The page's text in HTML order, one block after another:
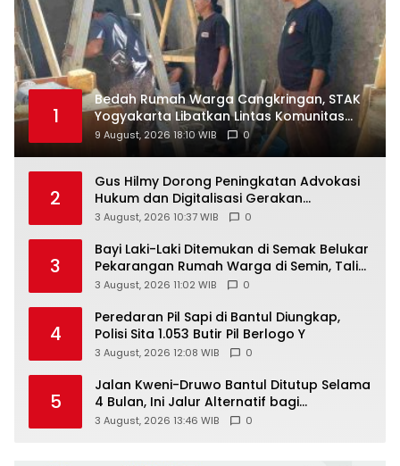
1
Bedah Rumah Warga Cangkringan, STAK
Yogyakarta Libatkan Lintas Komunitas
dan Warga
9 August, 2026 18:10 WIB 0
2
Gus Hilmy Dorong Peningkatan Advokasi
Hukum dan Digitalisasi Gerakan
Meningkatkan Kualitas PMII DIY
3 August, 2026 10:37 WIB 0
3
Bayi Laki-Laki Ditemukan di Semak Belukar
Pekarangan Rumah Warga di Semin, Tali
Pusar Masih Menempel
3 August, 2026 11:02 WIB 0
4
Peredaran Pil Sapi di Bantul Diungkap,
Polisi Sita 1.053 Butir Pil Berlogo Y
3 August, 2026 12:08 WIB 0
5
Jalan Kweni-Druwo Bantul Ditutup Selama
4 Bulan, Ini Jalur Alternatif bagi
Pengendara
3 August, 2026 13:46 WIB 0